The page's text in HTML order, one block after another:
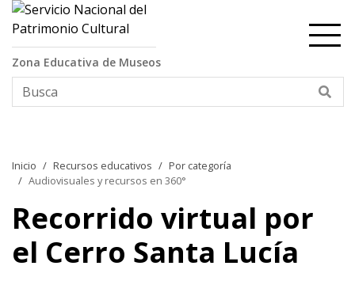
Contenido principal
Zona Educativa de Museos
Inicio Recursos educativos
Por categoría
Audiovisuales y recursos en 360°
Recorrido virtual por
el Cerro Santa Lucía